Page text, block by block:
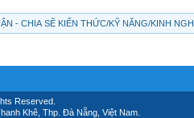
- CHIA SẼ KIẾN THỨC/KỸ NĂNG/KINH
Reserved.
Khê, Thp. Đà Nẵng, Việt Nam.